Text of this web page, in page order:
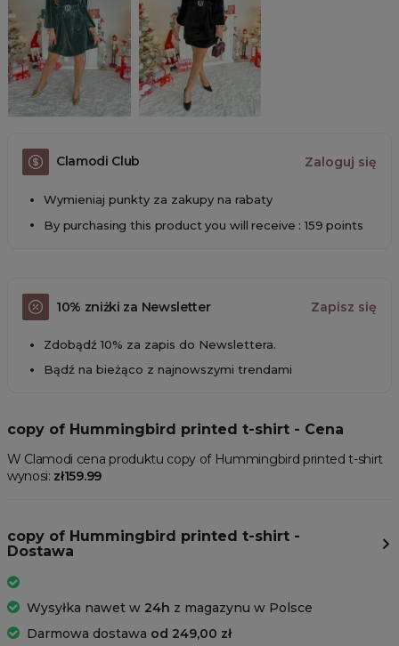
Clamodi Club Zaloguj się
Wymieniaj punkty za zakupy na rabaty
By purchasing this product you will receive : 159 points
10% zniżki za Newsletter Zapisz się
Zdobądź 10% za zapis do Newslettera.
Bądź na bieżąco z najnowszymi trendami
copy of Hummingbird printed t-shirt - Cena
W Clamodi cena produktu copy of Hummingbird printed t-shirt
wynosi: zł159.99
copy of Hummingbird printed t-shirt -
Dostawa
Wysyłka nawet w 24h z magazynu w Polsce
Darmowa dostawa od 249,00 zł